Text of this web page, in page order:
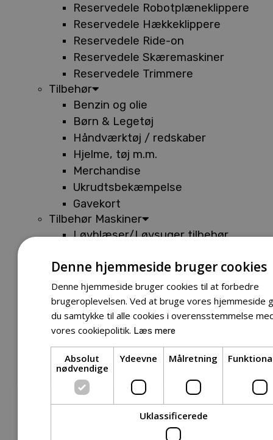
Reservedele Robotplæneklippere
Reservedele Hækkeklippere
Reservedele Ride-on
Reservedele Skæremaskiner
Reservedele Trimmere
Tilbehør
Benzin og olie
Børn & Legetøj
Håndværktøj / redskaber
Hjelme, tøj m.m.
Merchandise
Ukrudtsbekæmpelse
Gavekort
Tilbehør Maskiner
Løvblæser/Løvsuger tilbehør
Tilbehør Buskryddere og Trimmere
Tilbehør Entreprenørudstyr
Tilbehør Havetraktor
Tilbehør Hækkeklippere
Tilbehør Motorsav
Tilbehør Kæder
Tilbehør Sværd
Tilbehør Rengøringsmaskiner
Tilbehør Robotplæneklipper
Tilbehør Walk Behind
Denne hjemmeside bruger cookies
Denne hjemmeside bruger cookies til at forbedre
brugeroplevelsen. Ved at bruge vores hjemmeside
du samtykke til alle cookies i overensstemmelse
vores cookiepolitik. Læs mere
Absolut
nødvendige
Ydeevne Målretning
Uklassificerede